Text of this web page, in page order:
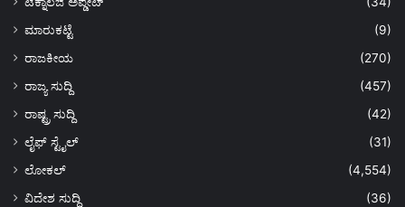
ಮಾರುಕಟ್ಟೆ
(9)
ರಾಜಕೀಯ
(270)
ರಾಜ್ಯ ಸುದ್ದಿ
(457)
ರಾಷ್ಟ್ರ ಸುದ್ದಿ
(42)
ಲೈಫ್ ಸ್ಟೈಲ್
(31)
ಲೋಕಲ್
(4,554)
ವಿದೇಶ ಸುದ್ದಿ
(36)